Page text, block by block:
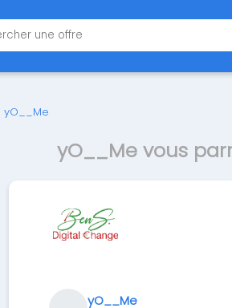
yO__Me
yO__Me vous
yO__Me